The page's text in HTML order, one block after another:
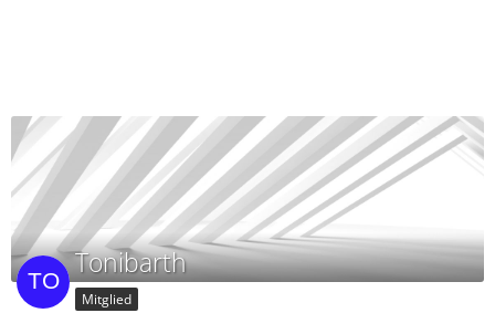
Tonibarth
Mitglied